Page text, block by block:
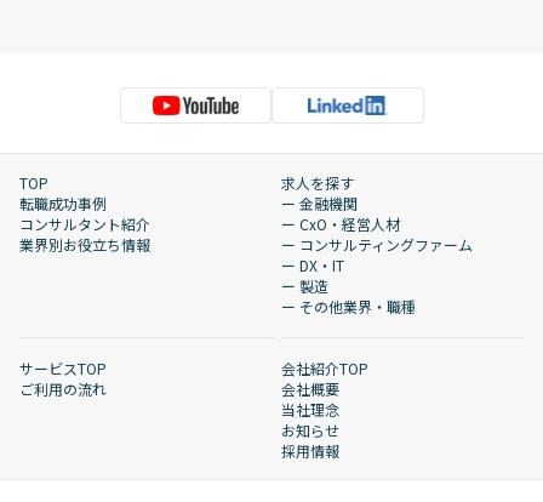
TOP
転職成功事例
コンサルタント紹介
業界別お役立ち情報
求人を探す
ー 金融機関
ー CxO・経営人材
ー コンサルティングファーム
ー DX・IT
ー 製造
ー その他業界・職種
サービスTOP
ご利用の流れ
会社紹介TOP
会社概要
当社理念
お知らせ
採用情報